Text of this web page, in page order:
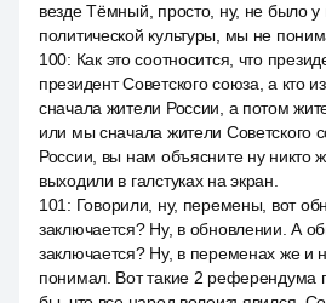
везде Тёмный, просто, ну, не было у
политической культуры, мы не
100: Как это соотносится, что
президент Советского союза, а кто
сначала жители России, а потом
или мы сначала жители Советского
России, вы нам объясните ну никто
выходили в галстуках на экран.
101 : Говорили, ну, перемены, вот
заключается? Ну, в обновлении. А
заключается? Ну, в переменах же и
понимал. Вот такие 2 референдума